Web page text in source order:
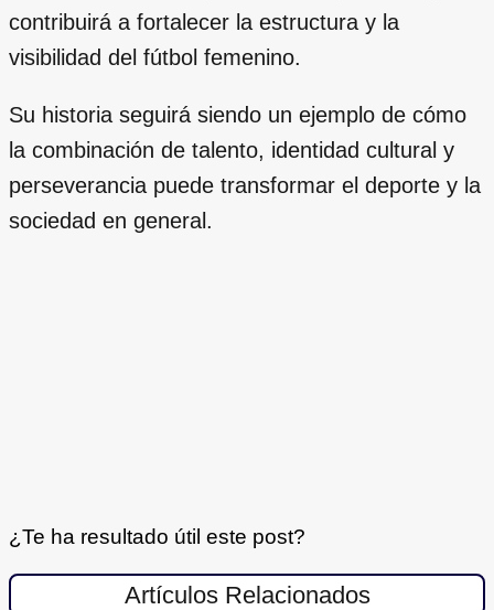
contribuirá a fortalecer la estructura y la
visibilidad del fútbol femenino.
Su historia seguirá siendo un ejemplo de cómo
la combinación de talento, identidad cultural y
perseverancia puede transformar el deporte y la
sociedad en general.
¿Te ha resultado útil este post?
Artículos Relacionados